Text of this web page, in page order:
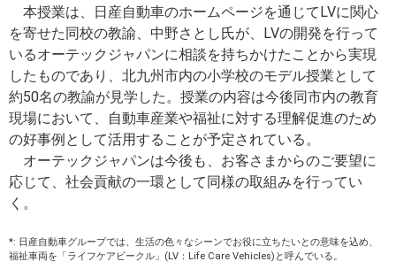
本授業は、日産自動車のホームページを通じてLVに関心
を寄せた同校の教諭、中野さとし氏が、LVの開発を行って
いるオーテックジャパンに相談を持ちかけたことから実現
したものであり、北九州市内の小学校のモデル授業として
約50名の教諭が見学した。授業の内容は今後同市内の教育
現場において、自動車産業や福祉に対する理解促進のため
の好事例として活用することが予定されている。
オーテックジャパンは今後も、お客さまからのご要望に
応じて、社会貢献の一環として同様の取組みを行ってい
く。
*: 日産自動車グループでは、生活の色々なシーンでお役に立ちたいとの意味を込め、
福祉車両を「ライフケアビークル」(LV：Life Care Vehicles)と呼んでいる。